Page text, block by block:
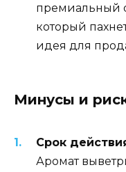
премиальный
который
идея для
Минусы и
Срок
Аромат